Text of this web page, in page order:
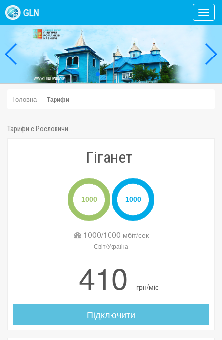
Головна Тарифи
Тарифи с.Рословичи
Гіганет
1000/1000 мбіт/сек
Світ/Україна
410 грн/міс
Підключити